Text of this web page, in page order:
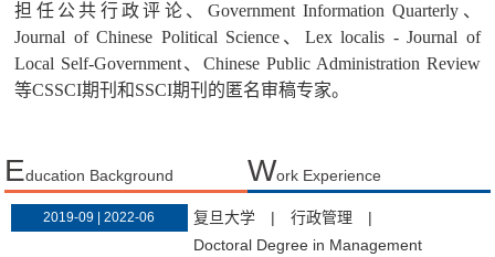
担任公共行政评论、 Government Information Quarterly 、
Journal of Chinese Political Science 、 Lex localis - Journal of
Local Self-Government、 Chinese Public Administration Review
等CSSCI期刊和SSCI期刊的匿名审稿专家。
Education Background Work Experience
2019-09 | 2022-06 复旦大学 | 行政管理
|
Doctoral Degree in Management